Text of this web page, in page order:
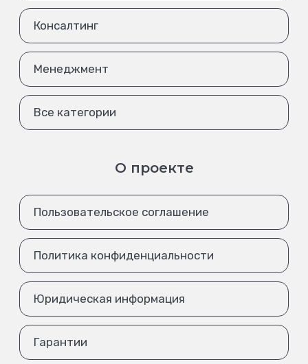
Консалтинг
Менеджмент
Все категории
О проекте
Пользовательское соглашение
Политика конфиденциальности
Юридическая информация
Гарантии